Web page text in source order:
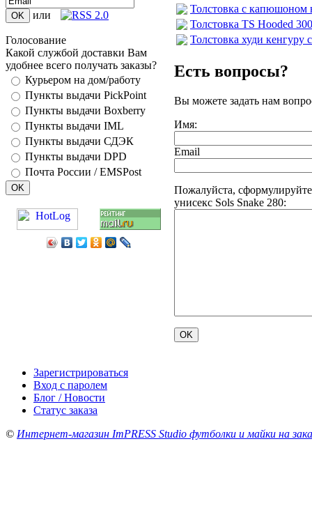
или
Голосование
Какой службой доставки Вам
удобнее всего получать заказы?
Курьером на дом/работу
Пункты выдачи PickPoint
Пункты выдачи Boxberry
Пункты выдачи IML
Пункты выдачи СДЭК
Пункты выдачи DPD
Почта России / EMSPost
Толстовка с капюшоном
Толстовка TS Hooded
Толстовка худи
Есть вопросы?
Вы можете задать нам
Имя:
Email
Пожалуйста,
унисекс Sols Snake 280:
Зарегистрироваться
Вход с паролем
Блог / Новости
Статус заказа
© Интернет-магазин ImPRESS Studio футболки и майки на